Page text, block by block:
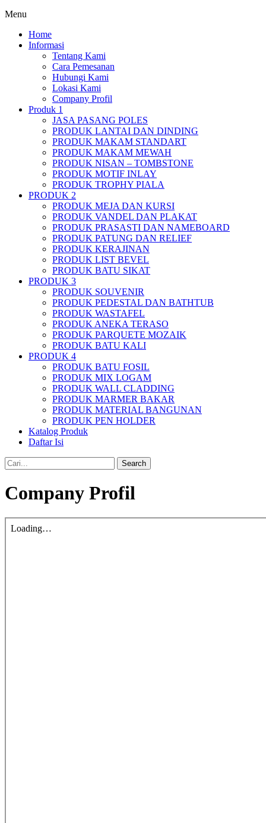
Menu
Home
Informasi
Tentang Kami
Cara Pemesanan
Hubungi Kami
Lokasi Kami
Company Profil
Produk 1
JASA PASANG POLES
PRODUK LANTAI DAN DINDING
PRODUK MAKAM STANDART
PRODUK MAKAM MEWAH
PRODUK NISAN – TOMBSTONE
PRODUK MOTIF INLAY
PRODUK TROPHY PIALA
PRODUK 2
PRODUK MEJA DAN KURSI
PRODUK VANDEL DAN PLAKAT
PRODUK PRASASTI DAN NAMEBOARD
PRODUK PATUNG DAN RELIEF
PRODUK KERAJINAN
PRODUK LIST BEVEL
PRODUK BATU SIKAT
PRODUK 3
PRODUK SOUVENIR
PRODUK PEDESTAL DAN BATHTUB
PRODUK WASTAFEL
PRODUK ANEKA TERASO
PRODUK PARQUETE MOZAIK
PRODUK BATU KALI
PRODUK 4
PRODUK BATU FOSIL
PRODUK MIX LOGAM
PRODUK WALL CLADDING
PRODUK MARMER BAKAR
PRODUK MATERIAL BANGUNAN
PRODUK PEN HOLDER
Katalog Produk
Daftar Isi
Search
Company Profil